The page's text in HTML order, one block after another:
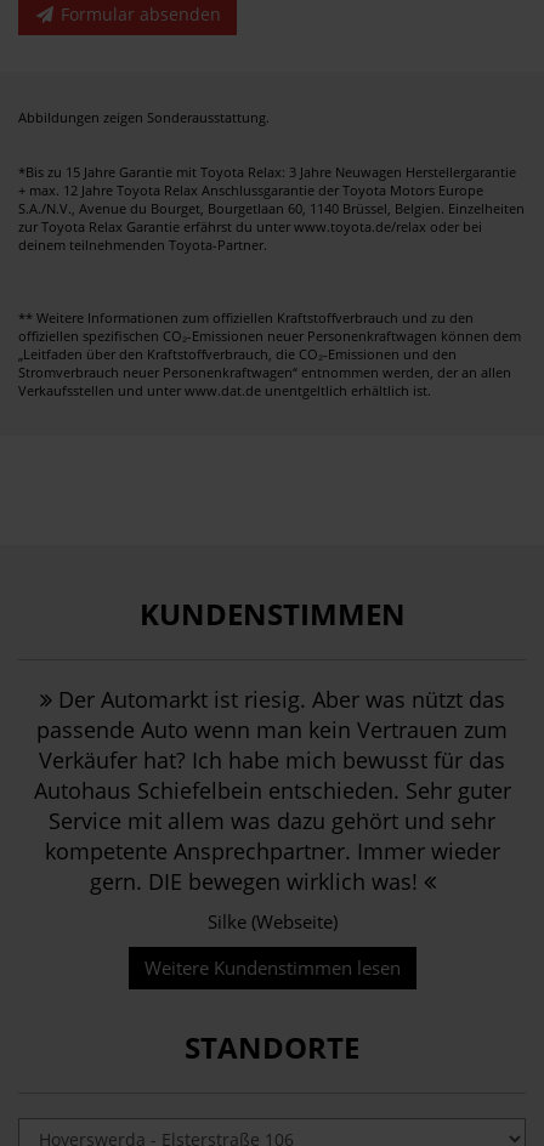
Formular absenden
Abbildungen zeigen Sonderausstattung.
*Bis zu 15 Jahre Garantie mit Toyota Relax: 3 Jahre Neuwagen Herstellergarantie
+ max. 12 Jahre Toyota Relax Anschlussgarantie der Toyota Motors Europe
S.A./N.V., Avenue du Bourget, Bourgetlaan 60, 1140 Brüssel, Belgien. Einzelheiten
zur Toyota Relax Garantie erfährst du unter www.toyota.de/relax oder bei
deinem teilnehmenden Toyota-Partner.
** Weitere Informationen zum offiziellen Kraftstoffverbrauch und zu den
offiziellen spezifischen CO₂-Emissionen neuer Personenkraftwagen können dem
„Leitfaden über den Kraftstoffverbrauch, die CO₂-Emissionen und den
Stromverbrauch neuer Personenkraftwagen“ entnommen werden, der an allen
Verkaufsstellen und unter www.dat.de unentgeltlich erhältlich ist.
KUNDENSTIMMEN
Der Automarkt ist riesig. Aber was nützt das
passende Auto wenn man kein Vertrauen zum
Verkäufer hat? Ich habe mich bewusst für das
Autohaus Schiefelbein entschieden. Sehr guter
Service mit allem was dazu gehört und sehr
kompetente Ansprechpartner. Immer wieder
gern. DIE bewegen wirklich was!
Silke (Webseite)
Weitere Kundenstimmen lesen
STANDORTE